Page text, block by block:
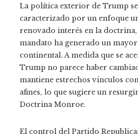
La política exterior de Trump
caracterizado por un enfoque
renovado interés en la doctrina,
mandato ha generado un
continental. A medida que se
Trump no parece haber
mantiene estrechos vínculos
afines, lo que sugiere un
Doctrina Monroe.
El control del Partido